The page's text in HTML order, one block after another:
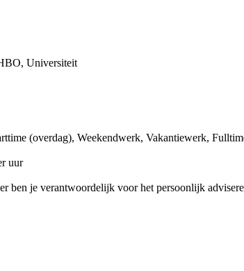
Universiteit
(overdag), Weekendwerk, Vakantiewerk,
uur
ben je verantwoordelijk voor het persoonlijk